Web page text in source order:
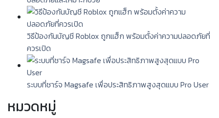
วิธีป้องกันบัญชี Roblox ถูกแฮ็ก พร้อมตั้งค่าความปลอดภัยที่
ควรเปิด
ระบบที่ชาร์จ Magsafe เพื่อประสิทธิภาพสูงสุดแบบ Pro User
หมวดหมู่